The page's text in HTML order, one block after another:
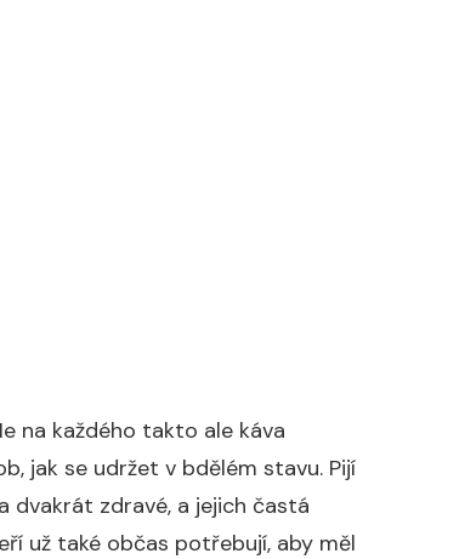
na každého takto ale káva
jak se udržet v bdělém stavu. Pijí
dvakrát zdravé, a jejich častá
už také občas potřebují, aby měl